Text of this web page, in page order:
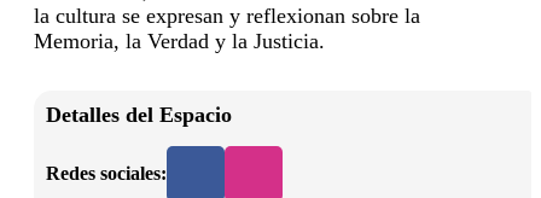
la cultura se expresan y reflexionan sobre la
Memoria, la Verdad y la Justicia.
Detalles del Espacio
Redes sociales: